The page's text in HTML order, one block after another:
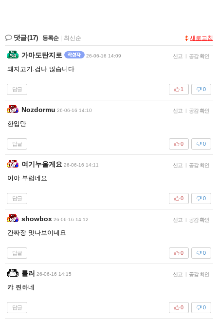
댓글(17) 등록순 최신순 새로고침
가마도탄지로 26-06-16 14:09 신고 | 공감 확인
돼지고기.겁나 많습니다
답글 0
1
Nozdormu 26-06-16 14:10 신고 | 공감 확인
한입만
답글 0
0
여기누울게요 26-06-16 14:11 신고 | 공감 확인
이야 부럽네요
답글 0
0
showbox 26-06-16 14:12 신고 | 공감 확인
간짜장 맛나보이네요
답글 0
0
룰러 26-06-16 14:15 신고 | 공감 확인
캬 찐하네
답글 0
0